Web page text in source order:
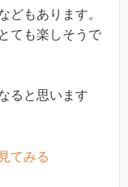
どもあります。
ても楽しそうで
ると思います
てみる